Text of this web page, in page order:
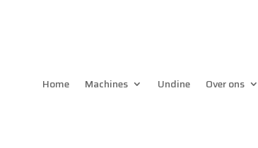
Home Machines Undine Over ons